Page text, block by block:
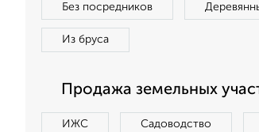
Без посредников
Из бруса
Продажа земельных
ИЖС Садоводство